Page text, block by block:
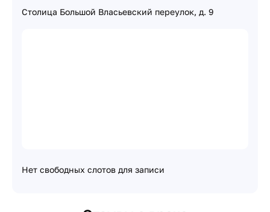
Столица Большой Власьевский переулок, д. 9
Нет свободных слотов для записи